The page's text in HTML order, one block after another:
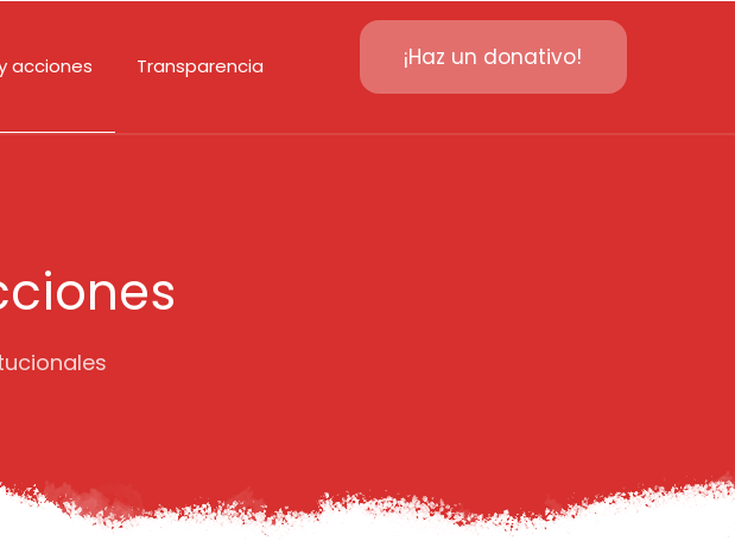
acciones Transparencia ¡Haz un donativo!